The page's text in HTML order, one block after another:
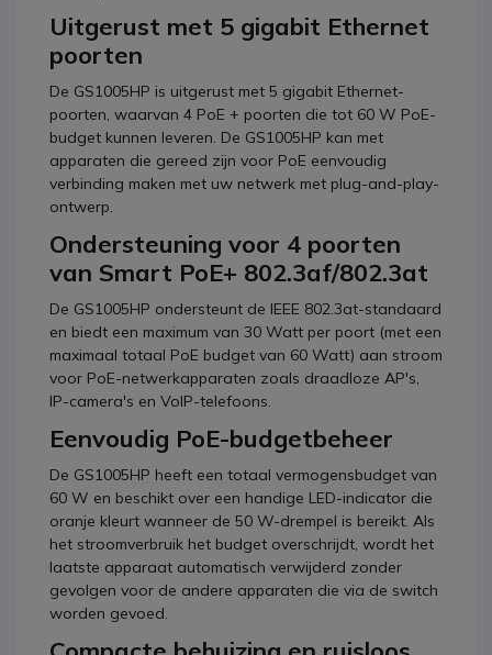
Uitgerust met 5 gigabit Ethernet
poorten
De GS1005HP is uitgerust met 5 gigabit Ethernet-
poorten, waarvan 4 PoE + poorten die tot 60 W PoE-
budget kunnen leveren. De GS1005HP kan met
apparaten die gereed zijn voor PoE eenvoudig
verbinding maken met uw netwerk met plug-and-play-
ontwerp.
Ondersteuning voor 4 poorten
van Smart PoE+ 802.3af/802.3at
De GS1005HP ondersteunt de IEEE 802.3at-standaard
en biedt een maximum van 30 Watt per poort (met een
maximaal totaal PoE budget van 60 Watt) aan stroom
voor PoE-netwerkapparaten zoals draadloze AP's,
IP-camera's en VoIP-telefoons.
Eenvoudig PoE-budgetbeheer
De GS1005HP heeft een totaal vermogensbudget van
60 W en beschikt over een handige LED-indicator die
oranje kleurt wanneer de 50 W-drempel is bereikt. Als
het stroomverbruik het budget overschrijdt, wordt het
laatste apparaat automatisch verwijderd zonder
gevolgen voor de andere apparaten die via de switch
worden gevoed.